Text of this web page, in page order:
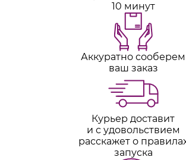
10 минут
Аккуратно сооберем
ваш заказ
Курьер доставит
и с удовольствием
расскажет о
запуска